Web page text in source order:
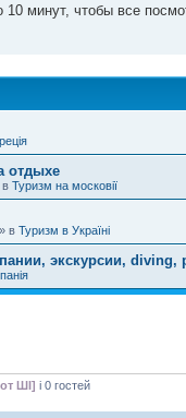
минут, чтобы все
отдыхе
в Туризм на московії
» в Туризм в Україні
экскурсии, diving,
ШІ] і 0 гостей